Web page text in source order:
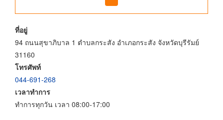
ที่อยู่
94 ถนนสุขาภิบาล 1 ตำบลกระสัง อำเภอกระสัง จังหวัดบุรีรัมย์
31160
โทรศัพท์
044-691-268
เวลาทำการ
ทำการทุกวัน เวลา 08:00-17:00